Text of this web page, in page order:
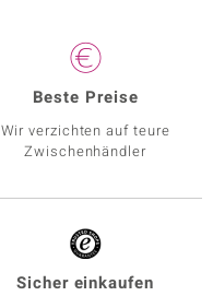
Beste Preise
Wir verzichten auf teure
Zwischenhändler
Sicher einkaufen